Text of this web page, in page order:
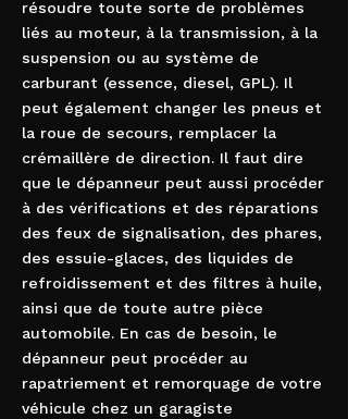
résoudre toute sorte de problèmes
liés au moteur, à la transmission, à la
suspension ou au système de
carburant (essence, diesel, GPL). Il
peut également changer les pneus et
la roue de secours, remplacer la
crémaillère de direction. Il faut dire
que le dépanneur peut aussi procéder
à des vérifications et des réparations
des feux de signalisation, des phares,
des essuie-glaces, des liquides de
refroidissement et des filtres à huile,
ainsi que de toute autre pièce
automobile. En cas de besoin, le
dépanneur peut procéder au
rapatriement et remorquage de votre
véhicule chez un garagiste